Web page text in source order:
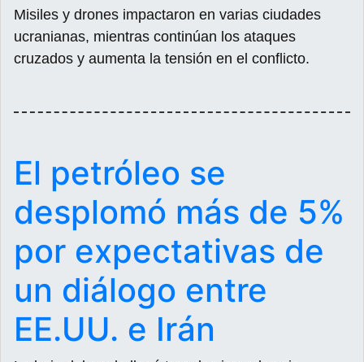
Misiles y drones impactaron en varias ciudades
ucranianas, mientras continúan los ataques
cruzados y aumenta la tensión en el conflicto.
El petróleo se
desplomó más de 5%
por expectativas de
un diálogo entre
EE.UU. e Irán